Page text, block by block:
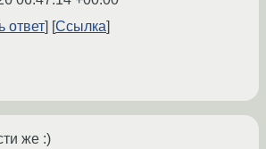
ответ
Ссылка
же :)